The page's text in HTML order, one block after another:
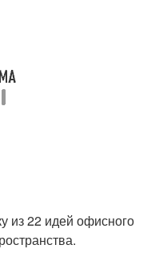
из 22 идей офисного